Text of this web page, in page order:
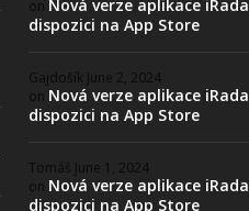
on Nová verze aplikace
dispozici na App Store
Gajdošík June 2, 2024
on Nová verze aplikace
dispozici na App Store
Tomáš
June 1, 2024
on Nová verze aplikace
dispozici na App Store